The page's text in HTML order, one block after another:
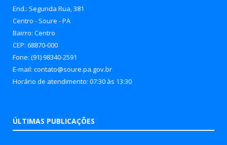
End.: Segunda Rua, 381
Centro - Soure - PA
Bairro: Centro
CEP: 68870-000
Fone: (91) 98340-2591
E-mail: contato@soure.pa.gov.br
Horário de atendimento: 07:30 às 13:30
ÚLTIMAS PUBLICAÇÕES